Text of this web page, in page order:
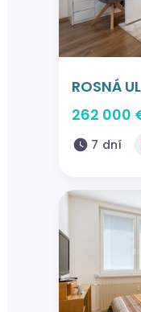
ROSNÁ
262 000
7 dní